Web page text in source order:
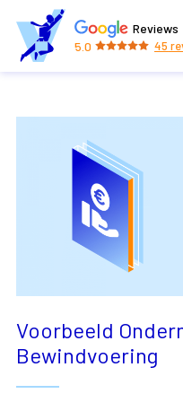
Reviews
5.0
45
Voorbeeld
Bewindvoering